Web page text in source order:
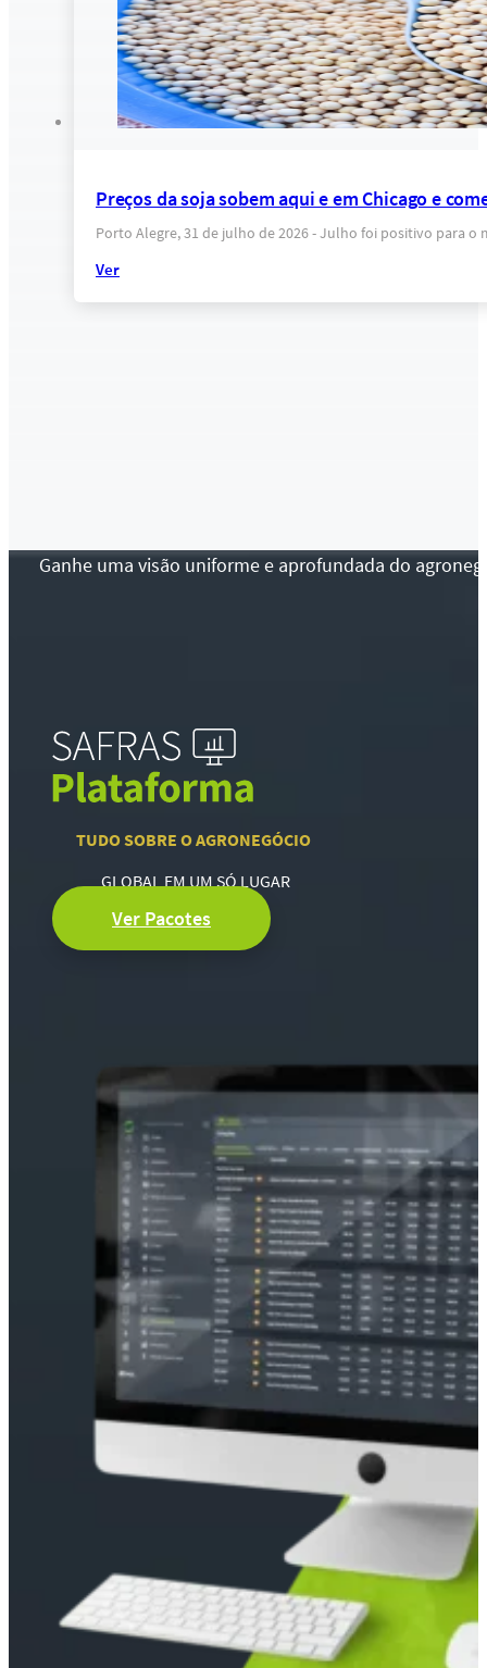
Preços da soja sobem aqui e em Chicago e
Porto Alegre, 31 de julho de 2026 - Julho foi positivo para
Ver
Ganhe uma visão uniforme e aprofundada do
TUDO SOBRE O AGRONEGÓCIO
GLOBAL EM UM SÓ LUGAR
Ver Pacotes